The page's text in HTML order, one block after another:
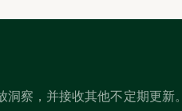
察，并接收其他不定期更新。